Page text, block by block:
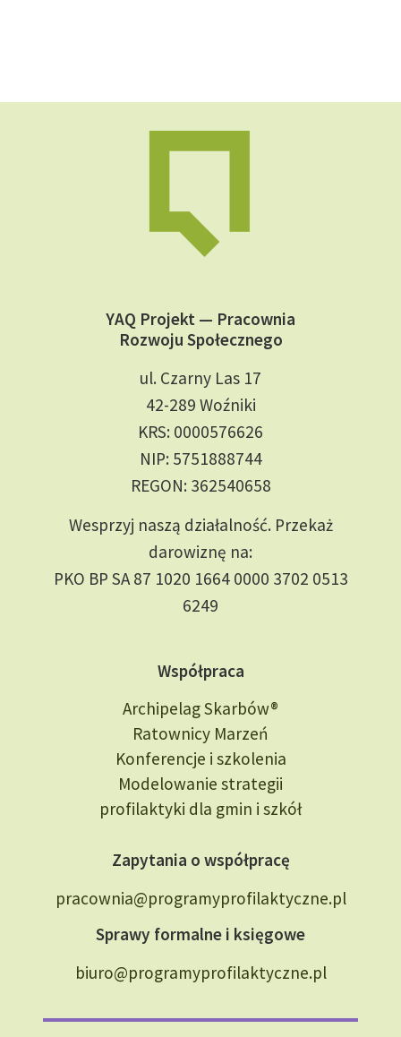
YAQ Projekt — Pracownia
Rozwoju Społecznego
ul. Czarny Las 17
42-289 Woźniki
KRS: 0000576626
NIP: 5751888744
REGON: 362540658
Wesprzyj naszą działalność. Przekaż
darowiznę na:
PKO BP SA 87 1020 1664 0000 3702 0513
6249
Współpraca
Archipelag Skarbów®
Ratownicy Marzeń
Konferencje i szkolenia
Modelowanie strategii
profilaktyki dla gmin i szkół
Zapytania o współpracę
pracownia@programyprofilaktyczne.pl
Sprawy formalne i księgowe
biuro@programyprofilaktyczne.pl